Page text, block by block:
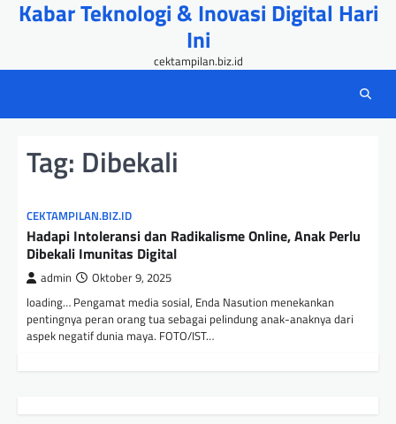
SkipKabar Teknologi & Inovasi Digital Hari
Ini
cektampilan.biz.id
Tag: Dibekali
CEKTAMPILAN.BIZ.ID
Hadapi Intoleransi dan Radikalisme Online, Anak Perlu
Dibekali Imunitas Digital
admin Oktober 9, 2025
loading… Pengamat media sosial, Enda Nasution menekankan
pentingnya peran orang tua sebagai pelindung anak-anaknya dari
aspek negatif dunia maya. FOTO/IST…